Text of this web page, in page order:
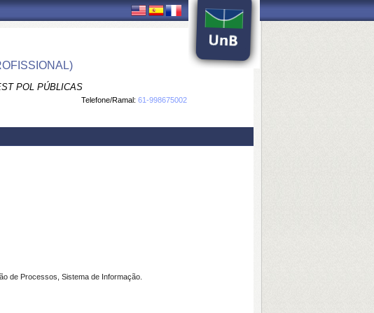
POL PÚBLICAS
Telefone/Ramal: 61-998675002
de Processos, Sistema de Informação.